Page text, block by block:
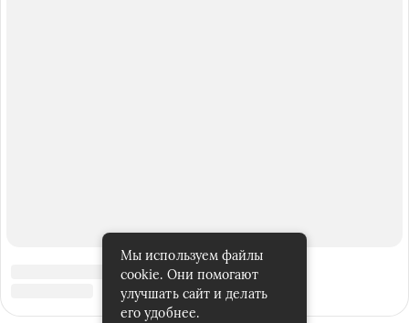
Мы используем файлы
cookie. Они помогают
улучшать сайт и делать
его удобнее.